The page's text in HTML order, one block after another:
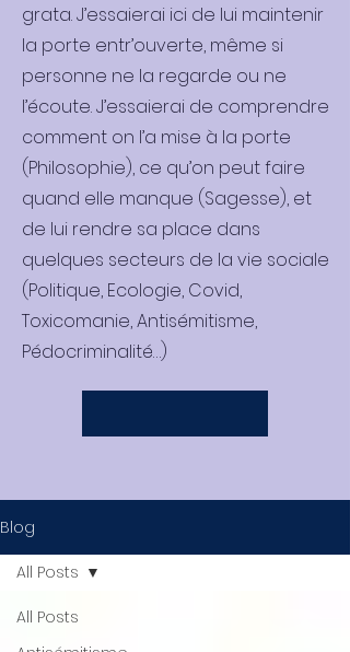
grata. J’essaierai ici de lui maintenir
la porte entr’ouverte, même si
personne ne la regarde ou ne
l’écoute. J’essaierai de comprendre
comment on l’a mise à la porte
(Philosophie), ce qu’on peut faire
quand elle manque (Sagesse), et
de lui rendre sa place dans
quelques secteurs de la vie sociale
(Politique, Ecologie, Covid,
Toxicomanie, Antisémitisme,
Pédocriminalité…)
Blog
All Posts
All Posts